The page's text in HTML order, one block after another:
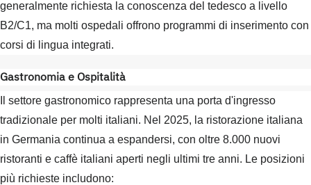
generalmente richiesta la conoscenza del tedesco a livello
B2/C1, ma molti ospedali offrono programmi di inserimento con
corsi di lingua integrati.
Gastronomia e Ospitalità
Il settore gastronomico rappresenta una porta d'ingresso
tradizionale per molti italiani. Nel 2025, la ristorazione italiana
in Germania continua a espandersi, con oltre 8.000 nuovi
ristoranti e caffè italiani aperti negli ultimi tre anni. Le posizioni
più richieste includono: